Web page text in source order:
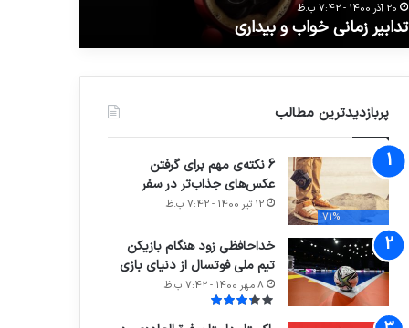
20 آذر 1400 - 7:42 ب.ظ
تدابیر زمانی خواب و بیداری
در
پربازدیدترین مطالب
71%
6 نکته‌ی مهم برای گرفتن
عکس‌های جذاب‌تر در سفر
12 تیر 1400 - 7:42 ب.ظ
خداحافظی زود هنگام بازیکن
تیم ملی فوتسال از دنیای بازی
8 مهر 1400 - 7:42 ب.ظ